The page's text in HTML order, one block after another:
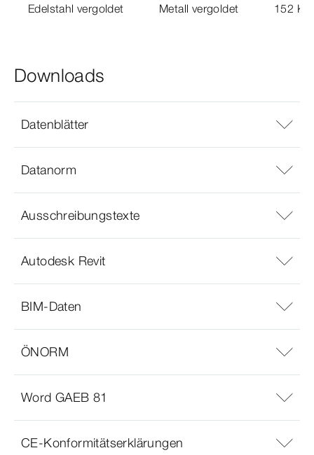
Edelstahl vergoldet Metall vergoldet 152 KB
Downloads
Datenblätter
Datanorm
Ausschreibungstexte
Autodesk Revit
BIM-Daten
ÖNORM
Word GAEB 81
CE-Konformitätserklärungen